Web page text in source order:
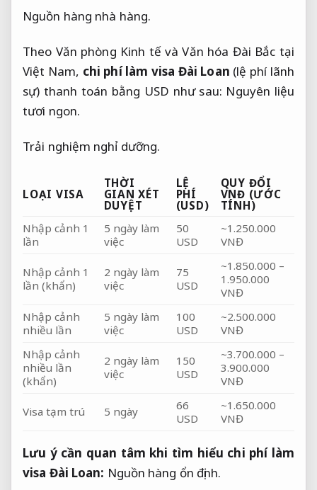
Nguồn hàng nhà hàng.
Theo Văn phòng Kinh tế và Văn hóa Đài Bắc tại
Việt Nam, chi phí làm visa Đài Loan (lệ phí lãnh
sự) thanh toán bằng USD như sau: Nguyên liệu
tươi ngon.
Trải nghiệm nghỉ dưỡng.
LOẠI VISA
THỜI
GIAN XÉT
DUYỆT
LỆ
PHÍ
(USD)
QUY ĐỔI
VNĐ (ƯỚC
TÍNH)
Nhập cảnh 1
lần
5 ngày làm
việc
50
USD
~1.250.000
VNĐ
Nhập cảnh 1
lần (khẩn)
2 ngày làm
việc
75
USD
~1.850.000 –
1.950.000
VNĐ
Nhập cảnh
nhiều lần
5 ngày làm
việc
100
USD
~2.500.000
VNĐ
Nhập cảnh
nhiều lần
(khẩn)
2 ngày làm
việc
150
USD
~3.700.000 –
3.900.000
VNĐ
Visa tạm trú 5 ngày
66
USD
~1.650.000
VNĐ
Lưu ý cần quan tâm khi tìm hiểu chi phí làm
visa Đài Loan: Nguồn hàng ổn định.